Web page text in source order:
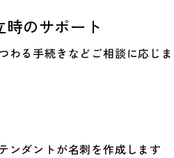
時のサポート
わる手続きなどご相談に応じ
ンダントが名刺を作成します